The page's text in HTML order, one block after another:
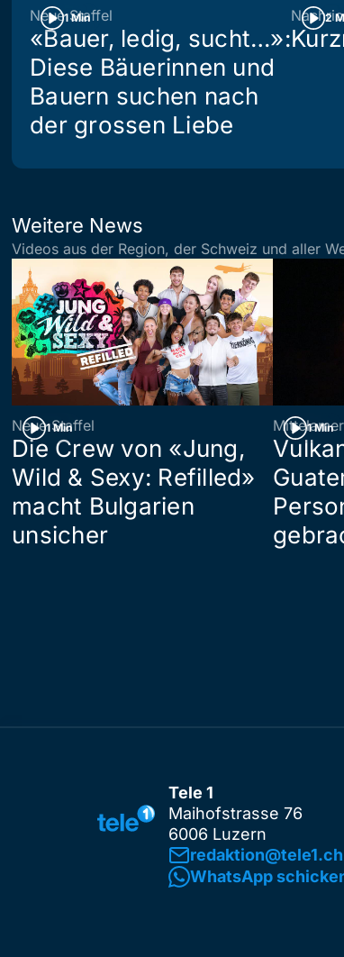
1 Min
Neue Staffel
«Bauer, ledig, sucht…»:
Diese Bäuerinnen und
Bauern suchen nach
der grossen Liebe
2
Weitere News
Videos aus der Region, der Schweiz und aller
1 Min
Neue Staffel
Die Crew von «Jung,
Wild & Sexy: Refilled»
macht Bulgarien
unsicher
1 Min
Tele 1
Maihofstrasse 76
6006 Luzern
redaktion@tele1.ch
WhatsApp